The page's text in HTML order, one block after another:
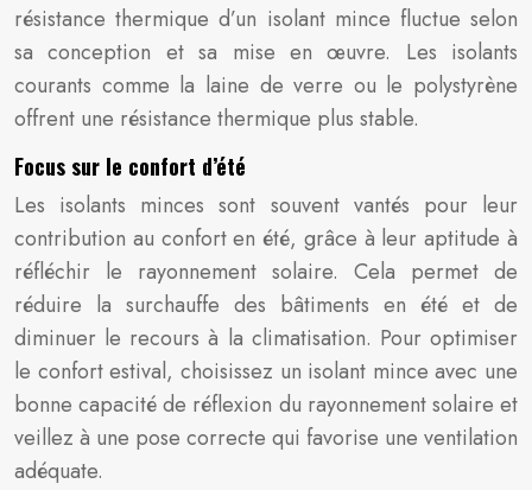
résistance thermique d’un isolant mince fluctue selon
sa conception et sa mise en œuvre. Les isolants
courants comme la laine de verre ou le polystyrène
offrent une résistance thermique plus stable.
Focus sur le confort d’été
Les isolants minces sont souvent vantés pour leur
contribution au confort en été, grâce à leur aptitude à
réfléchir le rayonnement solaire. Cela permet de
réduire la surchauffe des bâtiments en été et de
diminuer le recours à la climatisation. Pour optimiser
le confort estival, choisissez un isolant mince avec une
bonne capacité de réflexion du rayonnement solaire et
veillez à une pose correcte qui favorise une ventilation
adéquate.